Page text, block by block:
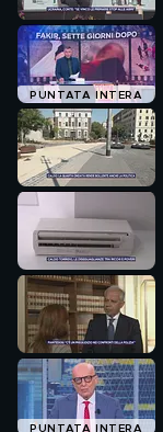
PUNTATA INTERA
PUNTATA INTERA